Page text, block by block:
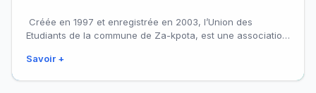
Créée en 1997 et enregistrée en 2003, l’Union des
Etudiants de la commune de Za-kpota, est une association
Savoir +